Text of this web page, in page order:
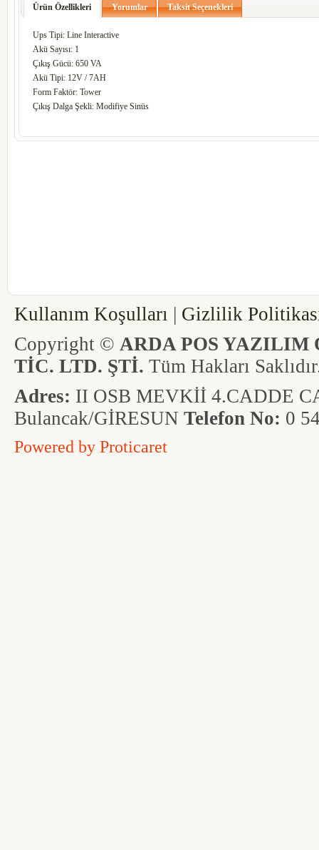
Ürün Özellikleri Yorumlar Taksit Seçenekleri
Ups Tipi: Line Interactive
Akü Sayısı: 1
Çıkış Gücü: 650 VA
Akü Tipi: 12V / 7AH
Form Faktör: Tower
Çıkış Dalga Şekli: Modifiye Sinüs
Kullanım Koşulları | Gizlilik
Copyright © ARDA POS YAZILIM
TİC. LTD. ŞTİ. Tüm Hakları
Adres: II OSB MEVKİİ 4.CADDE
Bulancak/GİRESUN Telefon No: 0
Powered by Proticaret